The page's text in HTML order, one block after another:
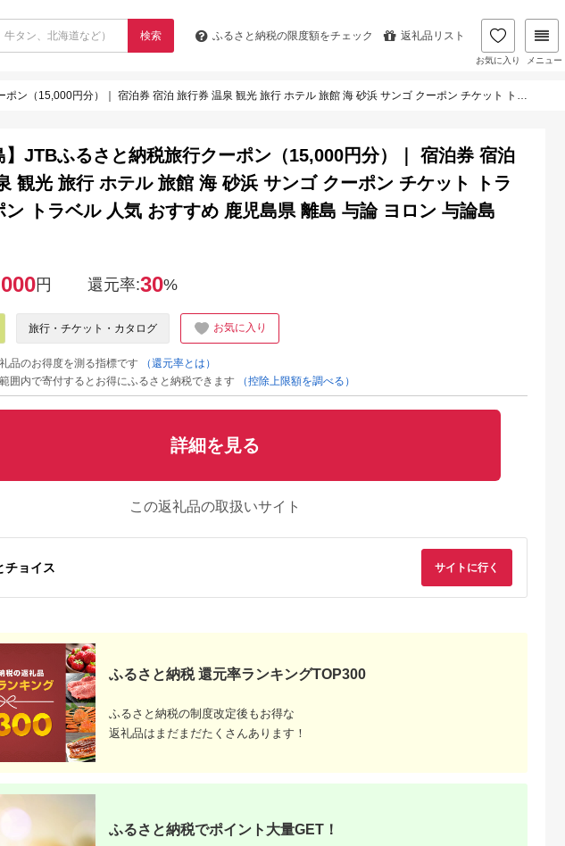
検索 ふるさと納税の限度額をチェック 返礼品リスト
お気に入り メニュー
宿泊券 宿泊 旅行券 温泉 観光 旅行 ホテル 旅館 海 砂浜 サンゴ クーポン チケット トラベルクーポン トラベル 人気 おすすめ 鹿児島県 離島 与論 ヨロン 与論島 JTB12
ひらつか☆スターライ
トマーレ （ふるさと
納税返礼ポイント）
15000pt付与 商品券
ポイント 関東 日帰り
ドライブ レジャー 観
光 イベント お出かけ
七夕まつり スマホ に
ポイント付与 湘南 神
5.0
寄付金額: 50,000円
(100g×８袋）【5年保
存・非常食】【備蓄
食品 食糧 食料 長期保
存 レジャー キャンプ
登山 便利】
5.0
京)ビューアンドダイ
ニング ザスカイ 平日
ドリンク付券_ ホテル
ビュッフェ 食事券 グ
ルメ 高級 人気 おすす
5.0
SPAキセラ川西 温泉
スパ サウナ リラック
】JTBふるさと納税旅行クーポン（15,000円分）｜ 宿泊券 宿泊
観光 旅行 ホテル 旅館 海 砂浜 サンゴ クーポン チケット トラ
ン トラベル 人気 おすすめ 鹿児島県 離島 与論 ヨロン 与論島
円 還元率:30%
旅行・チケット・カタログ お気に入り
品のお得度を測る指標です
（還元率とは）
囲内で寄付するとお得にふるさと納税できます
（控除上限額を調べる）
詳細を見る
この返礼品の取扱いサイト
チョイス サイトに行く
ふるさと納税 還元率ランキングTOP300
ふるさと納税の制度改定後もお得な
返礼品はまだまだたくさんあります！
ふるさと納税でポイント大量GET！